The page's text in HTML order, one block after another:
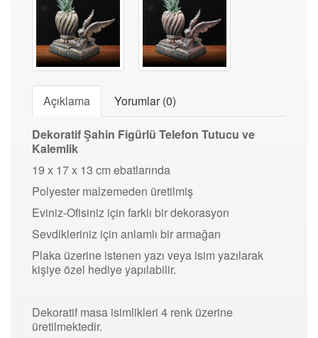
Açıklama Yorumlar (0)
Dekoratif Şahin Figürlü Telefon Tutucu ve
Kalemlik
19 x 17 x 13 cm ebatlarında
Polyester malzemeden üretilmiş
Eviniz-Ofisiniz için farklı bir dekorasyon
Sevdikleriniz için anlamlı bir armağan
Plaka üzerine istenen yazı veya isim yazılarak
kişiye özel hediye yapılabilir.
Dekoratif masa isimlikleri 4 renk üzerine
üretilmektedir.